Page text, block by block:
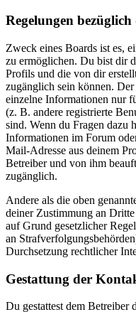
Regelungen
Zweck eines Boards ist es,
zu ermöglichen. Du bist dir
Profils und die von dir
zugänglich sein können.
einzelne Informationen nur
(z. B. andere registrierte
sind. Wenn du Fragen dazu
Informationen im Forum
Mail-Adresse aus deinem
Betreiber und von ihm
zugänglich.
Andere als die oben
deiner Zustimmung an
auf Grund gesetzlicher
an
Durchsetzung rechtlicher
Gestattung der
Du gestattest dem Betreiber